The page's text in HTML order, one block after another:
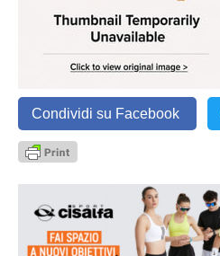
Condividi su Facebook